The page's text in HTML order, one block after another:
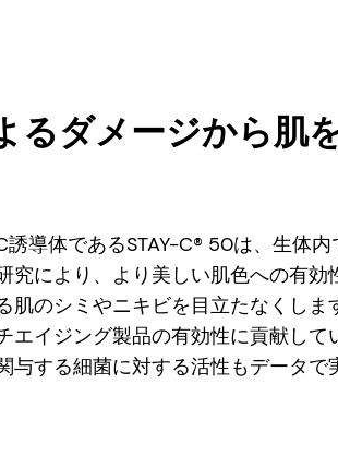
るダメージから肌
誘導体であるSTAY-C® 50は、生体
究により、より美しい肌色への有
肌のシミやニキビを目立たなくし
エイジング製品の有効性に貢献し
与する細菌に対する活性もデータで